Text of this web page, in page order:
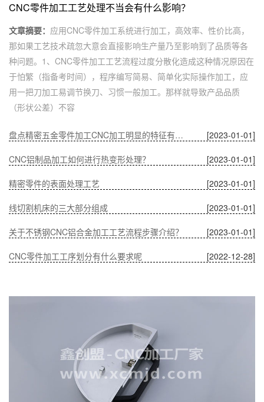
CNC零件加工工艺处理不当会有什么影响？
文章摘要： 应用CNC零件加工系统进行加工，高效率、性价比高，
那如果工艺技术疏忽大意会直接影响生产量乃至影响到了品质等各
种问题。1、CNC零件加工工艺流程过度分散化造成这种情况原因在
于怕繁（指备考时间），程序编写简易、简单化实际操作加工，应
用一把刀加工易调节换刀、习惯一般加工。那样就导致产品品质
（形状公差）不容
[2023-01-01]
盘点精密五金零件加工CNC加工明显的特征有哪些
[2023-01-01]
CNC铝制品加工如何进行热变形处理？
[2023-01-01]
精密零件的表面处理工艺
[2023-01-01]
线切割机床的三大部分组成
[2023-01-01]
关于不锈钢CNC铝合金加工工艺流程步骤介绍？
[2022-12-28]
CNC零件加工工序划分有什么要求呢